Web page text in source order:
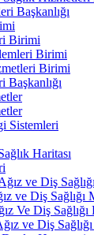
Başkanlığı
Birimi
Birimi
Birimi
Başkanlığı
Sistemleri
Haritası
ve Diş
ve Diş Sağlığı
Ve Diş Sağlığı
ve Diş